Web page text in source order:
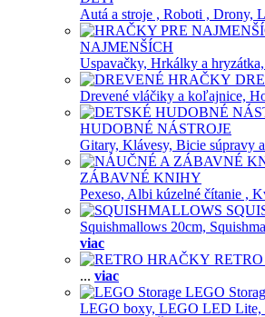
Autá a stroje , Roboti , Drony,
NAJMENŠÍCH
Uspavačky, Hrkálky a hryzátka,
Drevené vláčiky a koľajnice,
HUDOBNÉ NÁSTROJE
Gitary, Klávesy, Bicie súpravy
ZÁBAVNÉ KNIHY
Pexeso, Albi kúzelné čítanie ,
Squishmallows 20cm,
viac
... viac
LEGO
LEGO boxy, LEGO LED Lite,